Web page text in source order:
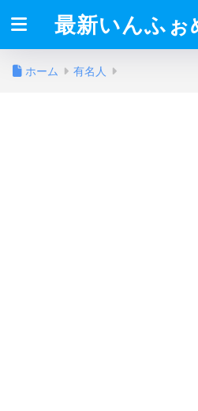
最新いんふぉ
ホーム 有名人